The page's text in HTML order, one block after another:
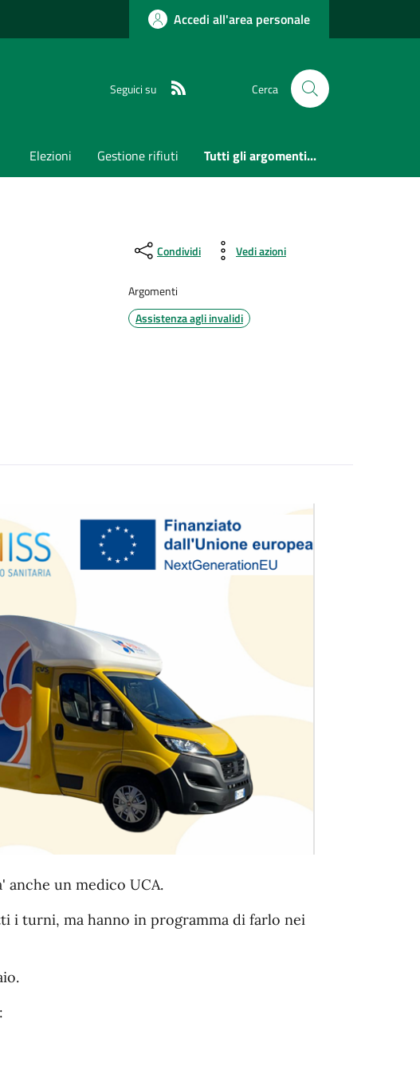
Accedi all'area personale
Seguici su Cerca
Elezioni Gestione rifiuti Tutti gli argomenti...
Condividi Vedi azioni
Argomenti
Assistenza agli invalidi
anche un medico UCA.
i turni, ma hanno in programma di farlo nei